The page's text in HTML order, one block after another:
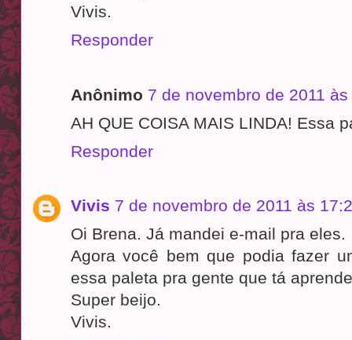
Vivis.
Responder
Anônimo 7 de novembro de 2011
AH QUE COISA MAIS LINDA! Essa
Responder
Vivis 7 de novembro de 2011 às
Oi Brena. Já mandei e-mail pra eles.
Agora você bem que podia fazer
essa paleta pra gente que tá
Super beijo.
Vivis.